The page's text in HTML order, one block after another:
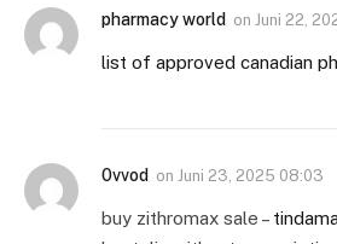
pharmacy world on Juni 22,
list of approved canadian
0vvod on Juni 23, 2025 08:03
buy zithromax sale –